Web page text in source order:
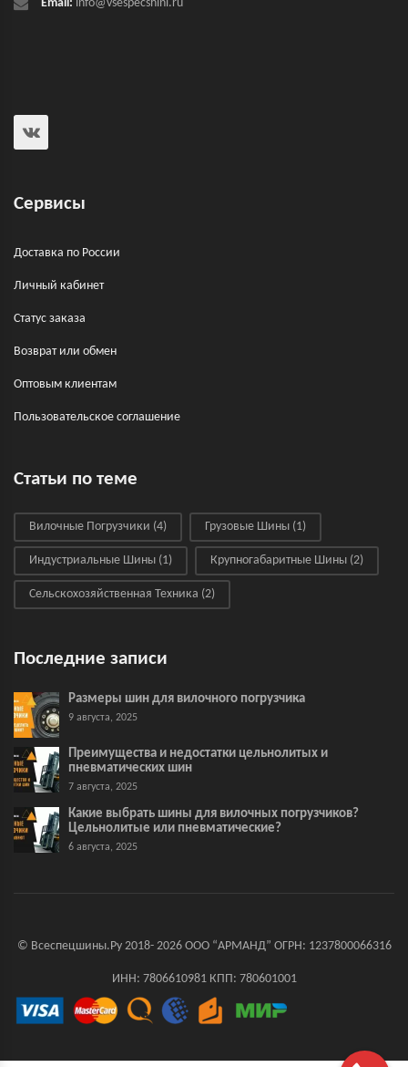
Email: info@vsespecshini.ru
Сервисы
Доставка по России
Личный кабинет
Статус заказа
Возврат или обмен
Оптовым клиентам
Пользовательское соглашение
Статьи по теме
Вилочные Погрузчики (4) Грузовые Шины (1)
Индустриальные Шины (1) Крупногабаритные Шины (2)
Сельскохозяйственная Техника (2)
Последние записи
Размеры шин для вилочного погрузчика
9 августа, 2025
Преимущества и недостатки цельнолитых и
пневматических шин
7 августа, 2025
Какие выбрать шины для вилочных погрузчиков?
Цельнолитые или пневматические?
6 августа, 2025
© Всеспецшины.Ру 2018- 2026 ООО “АРМАНД” ОГРН: 1237800066316
ИНН: 7806610981 КПП: 780601001